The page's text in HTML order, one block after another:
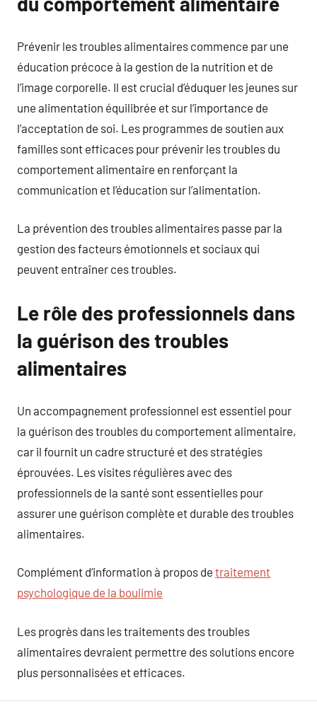
Prévenir les troubles alimentaires commence par une
éducation précoce à la gestion de la nutrition et de
l’image corporelle. Il est crucial d’éduquer les jeunes sur
une alimentation équilibrée et sur l’importance de
l’acceptation de soi. Les programmes de soutien aux
familles sont efficaces pour prévenir les troubles du
comportement alimentaire en renforçant la
communication et l’éducation sur l’alimentation.
La prévention des troubles alimentaires passe par la
gestion des facteurs émotionnels et sociaux qui
peuvent entraîner ces troubles.
Le rôle des professionnels dans
la guérison des troubles
alimentaires
Un accompagnement professionnel est essentiel pour
la guérison des troubles du comportement alimentaire,
car il fournit un cadre structuré et des stratégies
éprouvées. Les visites régulières avec des
professionnels de la santé sont essentielles pour
assurer une guérison complète et durable des troubles
alimentaires.
Complément d’information à propos de traitement
psychologique de la boulimie
Les progrès dans les traitements des troubles
alimentaires devraient permettre des solutions encore
plus personnalisées et efficaces.